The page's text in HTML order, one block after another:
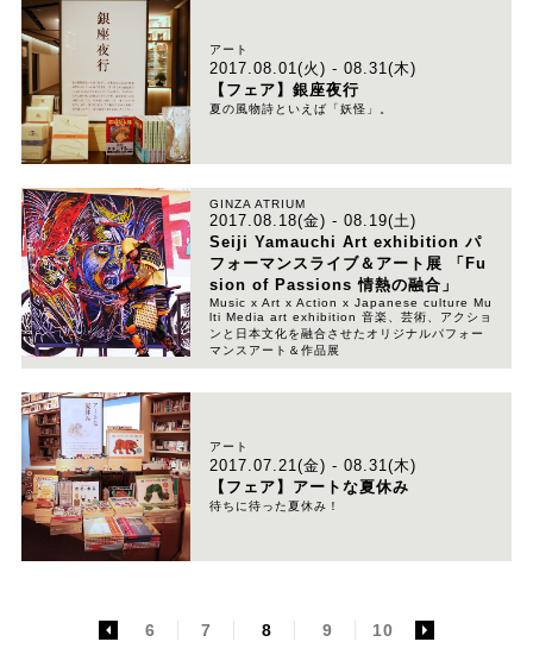
アート
2017.08.01(火) - 08.31(木)
【フェア】銀座夜行
夏の風物詩といえば「妖怪」。
GINZA ATRIUM
2017.08.18(金) - 08.19(土)
Seiji Yamauchi Art exhibition パ
フォーマンスライブ＆アート展 「Fu
sion of Passions 情熱の融合」
Music x Art x Action x Japanese culture Mu
lti Media art exhibition 音楽、芸術、アクショ
ンと日本文化を融合させたオリジナルパフォー
マンスアート＆作品展
アート
2017.07.21(金) - 08.31(木)
【フェア】アートな夏休み
待ちに待った夏休み！
6 7 8 9 10